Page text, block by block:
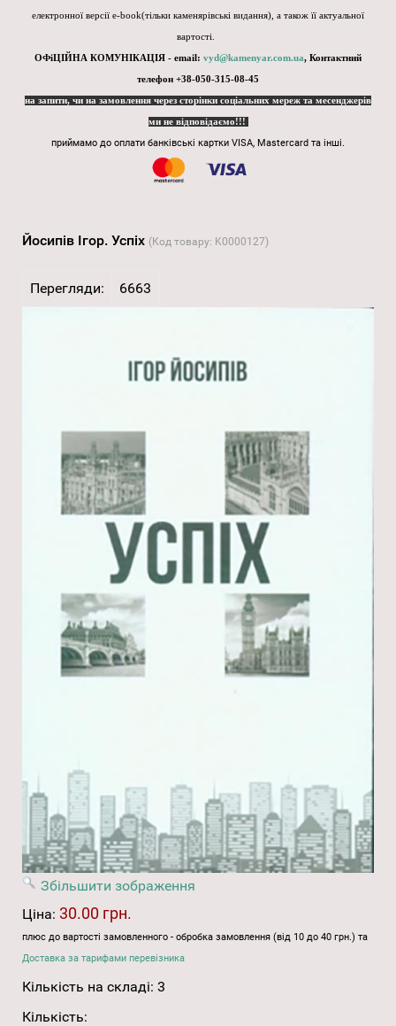
електронної версії e-book(тільки каменярівські видання), а також її актуальної
вартості.
ОФіЦІЙНА КОМУНІКАЦІЯ - email: vyd@kamenyar.com.ua, Контактний
телефон +38-050-315-08-45
на запити, чи на замовлення через сторінки соціальних мереж та месенджерів
ми не відповідаємо!!!
приймамо до оплати банківські картки VISA, Mastercard та інші.
Йосипів Iгор. Успіх (Код товару: K0000127)
Перегляди: 6663
Збільшити зображення
Ціна: 30.00 грн.
плюс до вартості замовленного - обробка замовлення (від 10 до 40 грн.) та
Доставка за тарифами перевізника
Кількість на складі: 3
Кількість: